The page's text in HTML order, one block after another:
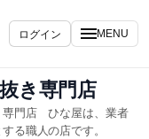
ログイン MENU
き専門店
門店 ひな屋は、業者
る職人の店です。